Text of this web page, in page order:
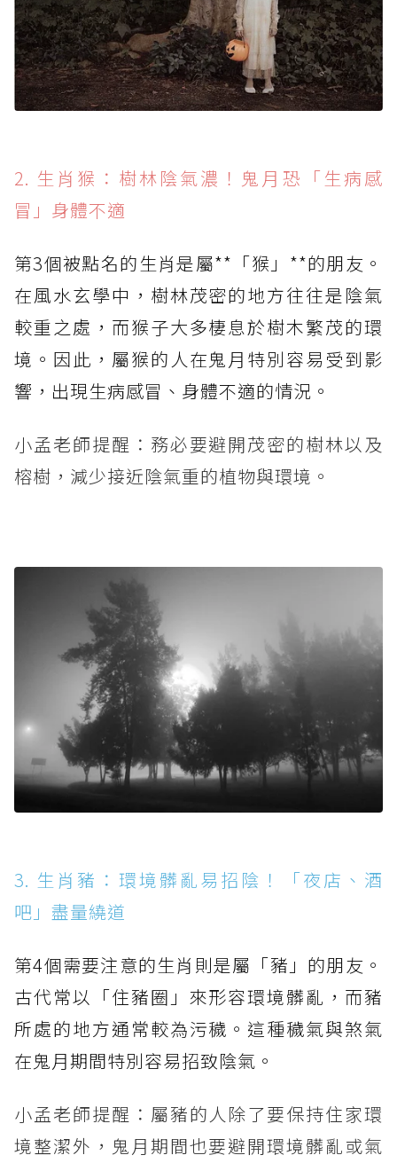
2. 生肖猴：樹林陰氣濃！鬼月恐「生病感
冒」身體不適
第3個被點名的生肖是屬**「猴」**的朋友。
在風水玄學中，樹林茂密的地方往往是陰氣
較重之處，而猴子大多棲息於樹木繁茂的環
境。因此，屬猴的人在鬼月特別容易受到影
響，出現生病感冒、身體不適的情況。
小孟老師提醒：務必要避開茂密的樹林以及
榕樹，減少接近陰氣重的植物與環境。
3. 生肖豬：環境髒亂易招陰！「夜店、酒
吧」盡量繞道
第4個需要注意的生肖則是屬「豬」的朋友。
古代常以「住豬圈」來形容環境髒亂，而豬
所處的地方通常較為污穢。這種穢氣與煞氣
在鬼月期間特別容易招致陰氣。
小孟老師提醒：屬豬的人除了要保持住家環
境整潔外，鬼月期間也要避開環境髒亂或氣